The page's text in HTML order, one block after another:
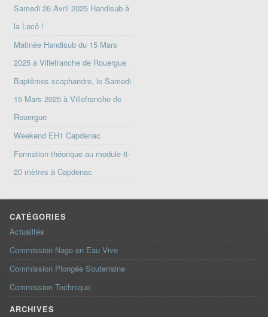
Samedi 26 Avril 2025 Handisub à
la Locô !
Matinée Handisub du 15 Mars
2025 à Villefranche de Rouergue
Baptêmes scaphandre, le Samedi
15 Mars 2025 à Villefranche de
Rouergue
Weekend EH1 Capdenac
Formation théorique au module 6-
20 mètres à Capdenac
CATÉGORIES
Actualités
Commission Nage en Eau Vive
Commission Plongée Souterraine
Commission Technique
ARCHIVES